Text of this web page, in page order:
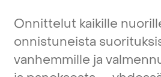
Onnittelut kaikille
onnistuneista
vanhemmille ja